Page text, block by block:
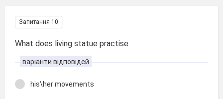
Запитання 10
What does living statue practise
варіанти відповідей
his\her movements